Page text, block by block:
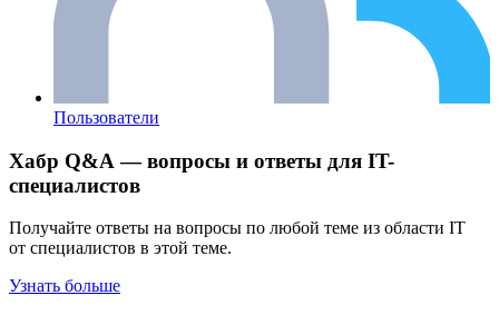
Пользователи
Хабр Q&A — вопросы и ответы для IT-
специалистов
Получайте ответы на вопросы по любой теме из области IT
от специалистов в этой теме.
Узнать больше